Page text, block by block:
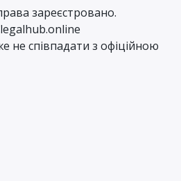
зареєстровано.
не співпадати з офіційною